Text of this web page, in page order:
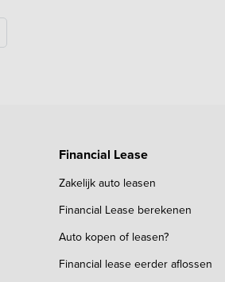
Financial Lease
Zakelijk auto leasen
Financial Lease berekenen
Auto kopen of leasen?
Financial lease eerder aflossen